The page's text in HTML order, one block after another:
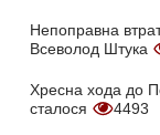
Непоправна
Всеволод Штука
Хресна хода до
сталося
4493